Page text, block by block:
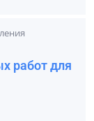
работ для